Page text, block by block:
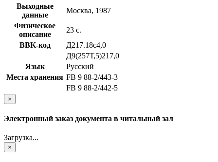
Выходные
данные
Москва, 1987
Физическое
описание
23 с.
BBK-код
Д217.18с4,0
Д9(257Т,5)217,0
Язык
Русский
Места хранения FB 9 88-2/443-3
FB 9 88-2/442-5
×
Электронный заказ документа в читальный зал
Загрузка...
×